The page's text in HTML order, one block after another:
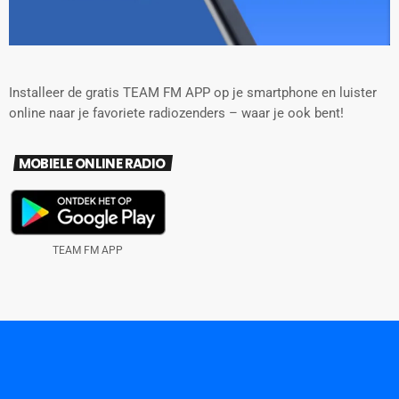
Installeer de gratis TEAM FM APP op je smartphone en luister
online naar je favoriete radiozenders – waar je ook bent!
MOBIELE ONLINE RADIO
TEAM FM APP